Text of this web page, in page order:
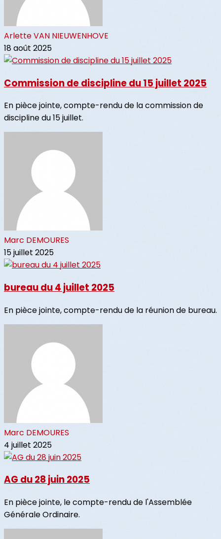
Arlette VAN NIEUWENHOVE
18 août 2025
Commission de discipline du 15 juillet 2025
En pièce jointe, compte-rendu de la commission de
discipline du 15 juillet.
Marc DEMOURES
15 juillet 2025
bureau du 4 juillet 2025
En pièce jointe, compte-rendu de la réunion de bureau.
Marc DEMOURES
4 juillet 2025
AG du 28 juin 2025
En pièce jointe, le compte-rendu de l'Assemblée
Générale Ordinaire.